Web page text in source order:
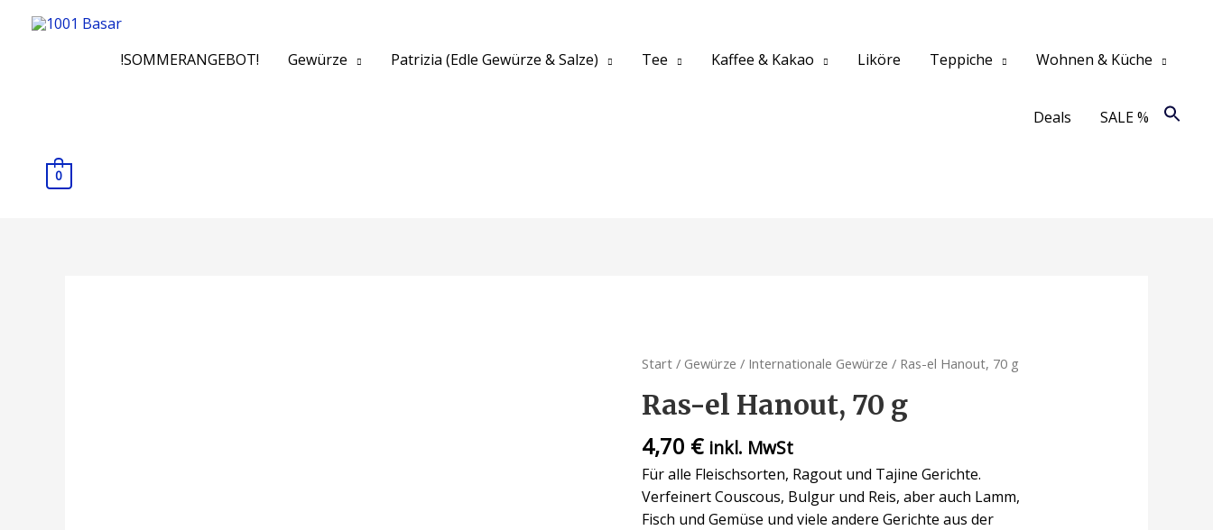
!SOMMERANGEBOT! Gewürze Patrizia (Edle Gewürze & Salze) Tee Kaffee & Kakao Liköre Teppiche Wohnen & Küche
Deals SALE %
0
Start / Gewürze / Internationale Gewürze / Ras-el Hanout, 70 g
Ras-el Hanout, 70 g
4,70 € inkl. MwSt
Für alle Fleischsorten, Ragout und Tajine Gerichte.
Verfeinert Couscous, Bulgur und Reis, aber auch Lamm,
Fisch und Gemüse und viele andere Gerichte aus der